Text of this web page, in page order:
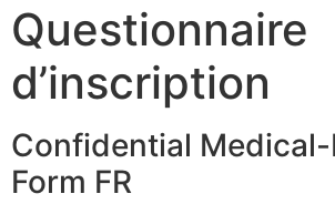
Questionnaire
d’inscription
Confidential
Form FR